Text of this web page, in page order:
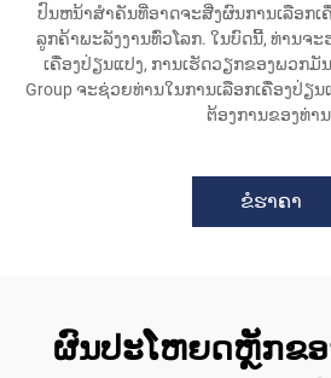
ປົນຫນ້າສຳຄັນທີ່ອາດຈະສີ່ງຜົນການເລືອກເ
ລູກຄ້າພະລັງງານທົ່ວໂລກ. ໃນບົດນີ້, ທ່ານຈ
ເຄື່ອງປ່ຽນແປງ, ການເຮັດວຽກຂອງພວກມັ
Group ຈະຊ່ວຍທ່ານໃນການເລືອກເຄື່ອງປ່ຽ
ຕ້ອງການຂອງທ່າ
ຂໍຮາຄາ
ຜົນປະໂຫຍດຫຼັກຂອ